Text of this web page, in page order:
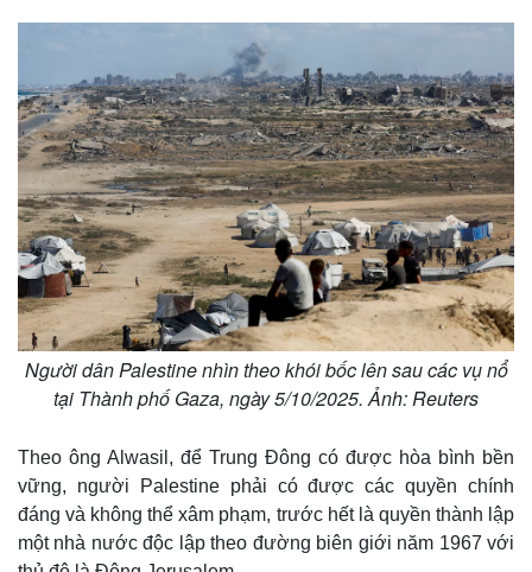
Người dân Palestine nhìn theo khói bốc lên sau các vụ nổ
tại Thành phố Gaza, ngày 5/10/2025. Ảnh: Reuters
Theo ông Alwasil, để Trung Đông có được hòa bình bền
vững, người Palestine phải có được các quyền chính
đáng và không thể xâm phạm, trước hết là quyền thành lập
một nhà nước độc lập theo đường biên giới năm 1967 với